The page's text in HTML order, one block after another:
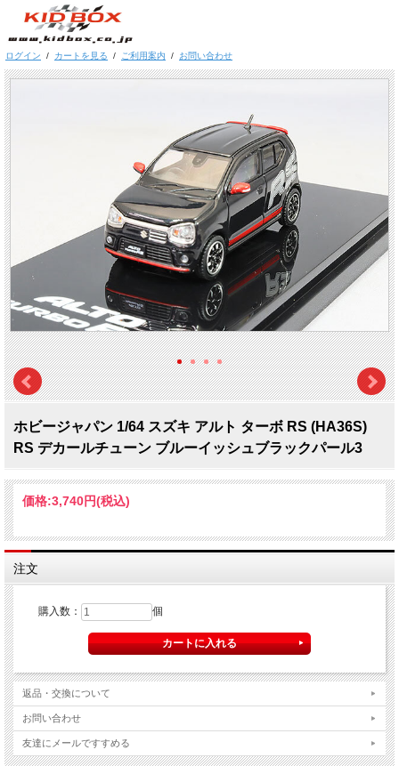
ログイン / カートを見る / ご利用案内 / お問い合わせ
ホビージャパン 1/64 スズキ アルト ターボ RS (HA36S)
RS デカールチューン ブルーイッシュブラックパール3
価格:3,740円(税込)
注文
購入数： 個
返品・交換について
お問い合わせ
友達にメールですすめる